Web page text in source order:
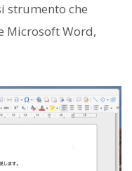
strumento che
Microsoft Word,